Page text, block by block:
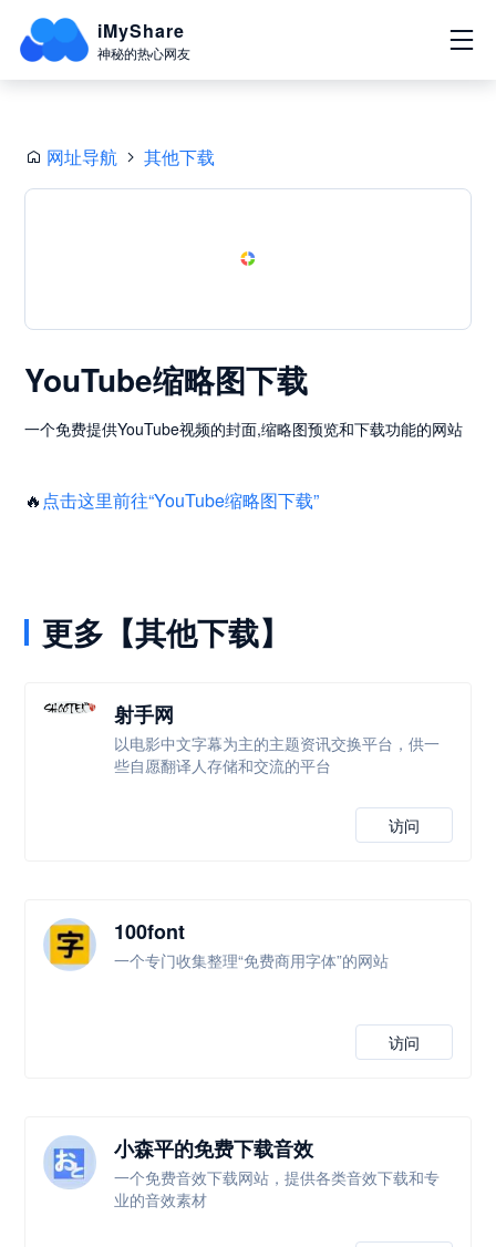
iMyShare
神秘的热心网友
网址导航 其他下载
YouTube缩略图下载
一个免费提供YouTube视频的封面,缩略图预览和下载功能的网站
🔥 点击这里前往“YouTube缩略图下载”
更多【其他下载】
射手网
以电影中文字幕为主的主题资讯交换平台，供一
些自愿翻译人存储和交流的平台
访问
100font
一个专门收集整理“免费商用字体”的网站
访问
小森平的免费下载音效
一个免费音效下载网站，提供各类音效下载和专
业的音效素材